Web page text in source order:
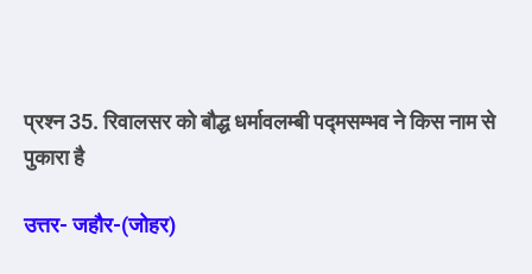
प्रश्न 35. रिवालसर को बौद्ध धर्मावलम्बी पद्मसम्भव ने किस नाम से
पुकारा है
उत्तर- जहौर-(जोहर)